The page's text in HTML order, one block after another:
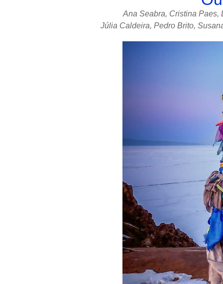
Ana Seabra, Cristina Paes,
Júlia Caldeira, Pedro Brito,